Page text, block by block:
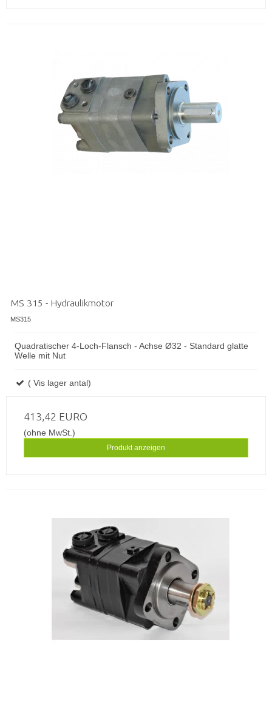
MS 315 - Hydraulikmotor
MS315
Quadratischer 4-Loch-Flansch - Achse Ø32 - Standard glatte
Welle mit Nut
( Vis lager antal)
413,42 EURO
(ohne MwSt.)
Produkt anzeigen